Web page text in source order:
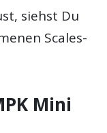
siehst Du
Scales-
Mini